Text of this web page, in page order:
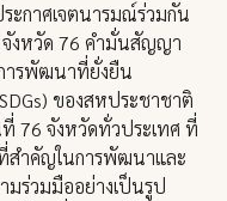
ะกาศเจตนารมณ์ร่วมกัน
จังหวัด 76 คำมั่นสัญญา
ารพัฒนาที่ยั่งยืน
ของสหประชาชาติ
76 จังหวัดทั่วประเทศ ที่
สำคัญในการพัฒนาและ
มร่วมมืออย่างเป็นรูป